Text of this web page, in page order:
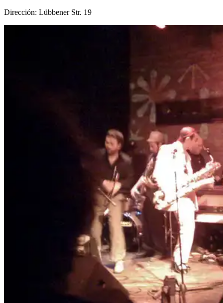
Dirección: Lübbener Str. 19